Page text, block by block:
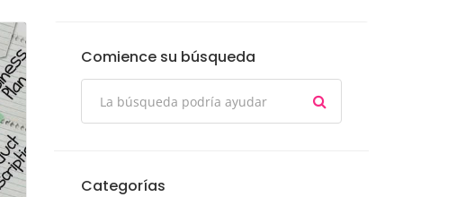
Comience su búsqueda
Categorías